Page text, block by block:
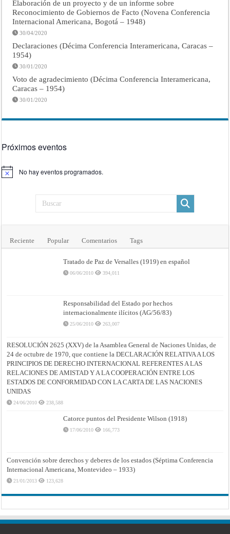
Elaboración de un proyecto y de un informe sobre
Reconocimiento de Gobiernos de Facto (Novena Conferencia
Internacional Americana, Bogotá – 1948)
30/04/2020
Declaraciones (Décima Conferencia Interamericana, Caracas –
1954)
30/01/2020
Voto de agradecimiento (Décima Conferencia Interamericana,
Caracas – 1954)
30/01/2020
Próximos eventos
Aviso No hay eventos programados.
Reciente Popular Comentarios Tags
Tratado de Paz de Versalles (1919) en español
06/06/2010 394,011
Responsabilidad del Estado por hechos
internacionalmente ilícitos (AG/56/83)
25/06/2010 263,007
RESOLUCIÓN 2625 (XXV) de la Asamblea General de Naciones Unidas, de
24 de octubre de 1970, que contiene la DECLARACIÓN RELATIVA A LOS
PRINCIPIOS DE DERECHO INTERNACIONAL REFERENTES A LAS
RELACIONES DE AMISTAD Y A LA COOPERACIÓN ENTRE LOS
ESTADOS DE CONFORMIDAD CON LA CARTA DE LAS NACIONES
UNIDAS
24/06/2010 238,588
Catorce puntos del Presidente Wilson (1918)
17/06/2010 166,773
Convención sobre derechos y deberes de los estados (Séptima Conferencia
Internacional Americana, Montevideo – 1933)
21/01/2013 123,628